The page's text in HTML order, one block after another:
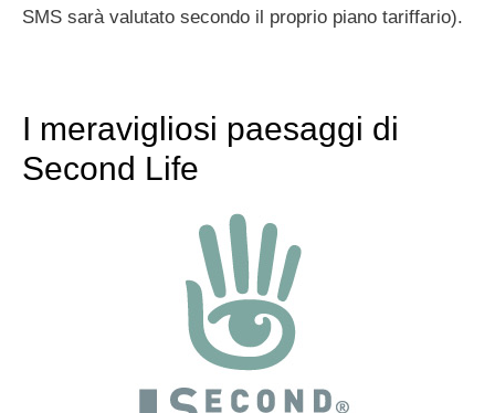
SMS sarà valutato secondo il proprio piano tariffario).
I meravigliosi paesaggi di
Second Life